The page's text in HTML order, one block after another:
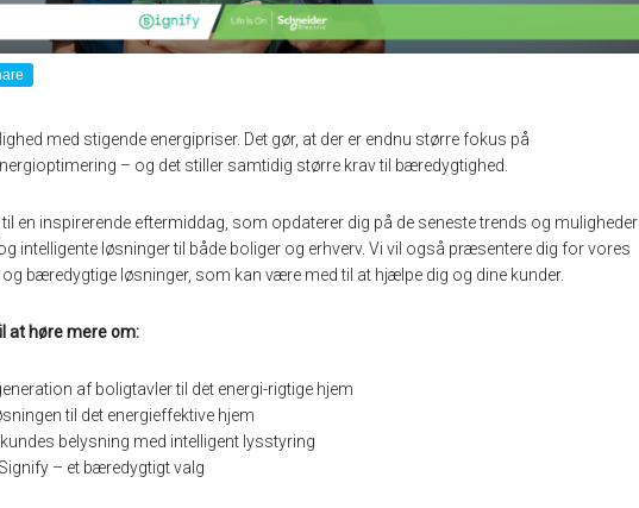
med stigende energipriser. Det gør, at der er endnu større fokus på
– og det stiller samtidig større krav til bæredygtighed.
til en inspirerende eftermiddag, som opdaterer dig på de seneste trends og muligheder
intelligente løsninger til både boliger og erhverv. Vi vil også præsentere dig for vores
bæredygtige løsninger, som kan være med til at hjælpe dig og dine kunder.
at høre mere om:
af boligtavler til det energi-rigtige hjem
til det energieffektive hjem
belysning med intelligent lysstyring
– et bæredygtigt valg